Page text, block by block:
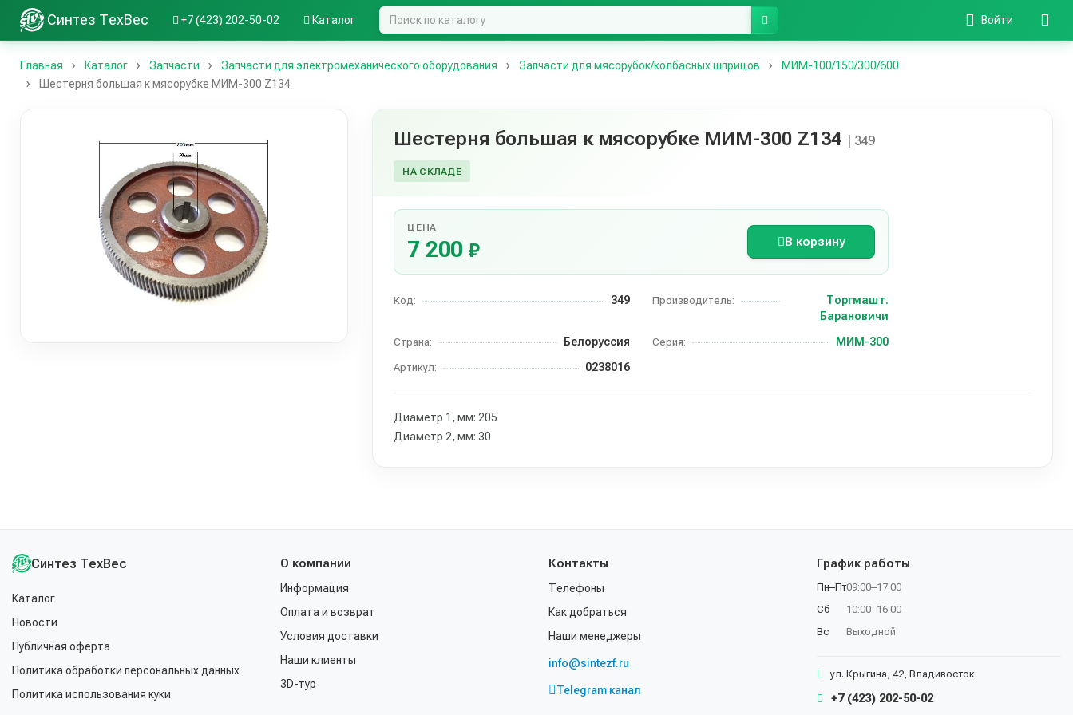
Синтез ТехВес +7 (423) 202-50-02 Каталог Войти
Главная Каталог Запчасти Запчасти для электромеханического оборудования Запчасти для мясорубок/колбасных шприцов
MИМ-100/150/300/600
Шестерня большая к мясорубке МИМ-300 Z134
Шестерня большая к мясорубке МИМ-300 Z134 | 349
НА СКЛАДЕ
ЦЕНА
7 200 ₽ В корзину
Код: 349 Производитель:
Торгмаш г.
Барановичи
Страна: Белоруссия Серия: МИМ-300
Артикул: 0238016
Диаметр 1, мм: 205
Диаметр 2, мм: 30
Синтез ТехВес
Каталог
Новости
Публичная оферта
Политика обработки персональных данных
Политика использования куки
О компании
Информация
Оплата и возврат
Условия доставки
Наши клиенты
3D-тур
Контакты
Телефоны
Как добраться
Наши менеджеры
info@sintezf.ru
Telegram канал
График работы
Пн–Пт
Сб
Вс
09:00–17:00
10:00–16:00
Выходной
ул. Крыгина, 42, Владивосток
+7 (423) 202-50-02